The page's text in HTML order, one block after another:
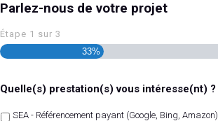
Parlez-nous de votre projet
Étape 1 sur 3
33%
Quelle(s) prestation(s) vous intéresse(nt) ?
SEA - Référencement payant (Google, Bing, Amazon)